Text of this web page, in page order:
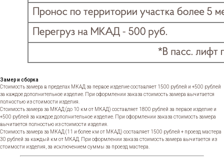
Замер и сборка
Стоимость замера в пределах МКАД за первое изделие составляет 1500 рублей и +500 рублей
за каждое дополнительное изделие. При оформлении заказа стоимость замера вычитается
полностью из стоимости изделия.
Стоимость замера за МКАД (до 10 км от МКАД) составляет 1800 рублей за первое изделие и
+500 рублей за каждое дополнительное изделие. При оформлении заказа стоимость замера
вычитается полностью из стоимости изделия.
Стоимость замера за МКАД (11 и более км от МКАД) составляет 1500 рублей + проезд мастера
30 рублей за каждый км от МКАД. При оформлении заказа стоимость замера вычитается из
стоимости изделия, за исключением суммы за проезд мастера.